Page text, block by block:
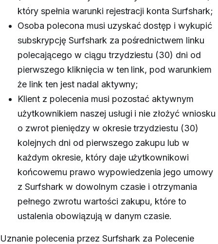
który spełnia warunki rejestracji konta Surfshark;
Osoba polecona musi uzyskać dostęp i wykupić
subskrypcję Surfshark za pośrednictwem linku
polecającego w ciągu trzydziestu (30) dni od
pierwszego kliknięcia w ten link, pod warunkiem
że link ten jest nadal aktywny;
Klient z polecenia musi pozostać aktywnym
użytkownikiem naszej usługi i nie złożyć wniosku
o zwrot pieniędzy w okresie trzydziestu (30)
kolejnych dni od pierwszego zakupu lub w
każdym okresie, który daje użytkownikowi
końcowemu prawo wypowiedzenia jego umowy
z Surfshark w dowolnym czasie i otrzymania
pełnego zwrotu wartości zakupu, które to
ustalenia obowiązują w danym czasie.
Uznanie polecenia przez Surfshark za Polecenie